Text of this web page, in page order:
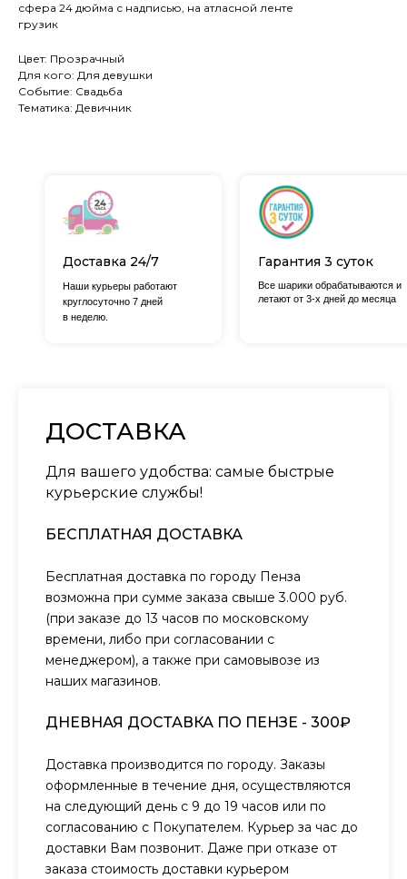
сфера 24 дюйма с надписью, на атласной ленте
грузик
Цвет: Прозрачный
Для кого: Для девушки
Событие: Свадьба
Тематика: Девичник
Доставка 24/7
Все шарики обрабатываются и
летают от 3-х дней до месяца
Наши курьеры работают
круглосуточно 7 дней
в неделю.
Гарантия 3 суток
ДОСТАВКА
Для вашего удобства: самые быстрые
курьерские службы!
БЕСПЛАТНАЯ ДОСТАВКА
Бесплатная доставка по городу Пенза
возможна при сумме заказа свыше 3.000 руб.
(при заказе до 13 часов по московскому
времени, либо при согласовании с
менеджером), а также при самовывозе из
наших магазинов.
ДНЕВНАЯ ДОСТАВКА ПО ПЕНЗЕ - 300₽
Доставка производится по городу. Заказы
оформленные в течение дня, осуществляются
на следующий день с 9 до 19 часов или по
согласованию с Покупателем. Курьер за час до
доставки Вам позвонит. Даже при отказе от
заказа стоимость доставки курьером